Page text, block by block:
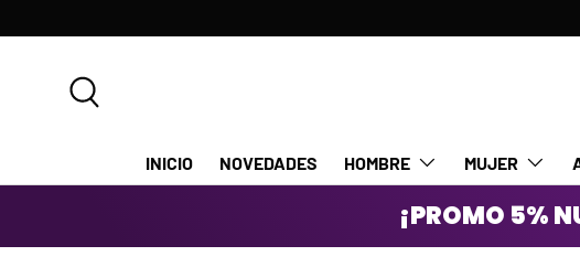
IR AL CONTENIDO
INICIO NOVEDADES HOMBRE MUJER
¡PROMO 5%